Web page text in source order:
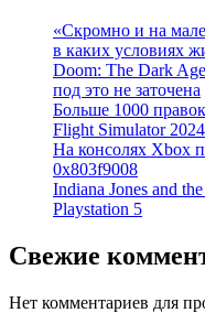
«Скромно и на
в каких условиях
Doom: The Dark
под это не заточена
Больше 1000
Flight Simulator 2024
На консолях Xbox
0x803f9008
Indiana Jones and
Playstation 5
Свежие
Нет комментариев для